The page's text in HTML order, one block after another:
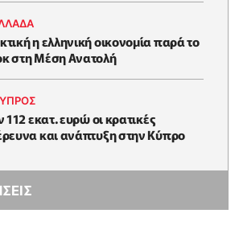
η ελληνική οικονομία παρά το
στη Μέση Ανατολή
εκατ. ευρώ οι κρατικές
και ανάπτυξη στην Κύπρο